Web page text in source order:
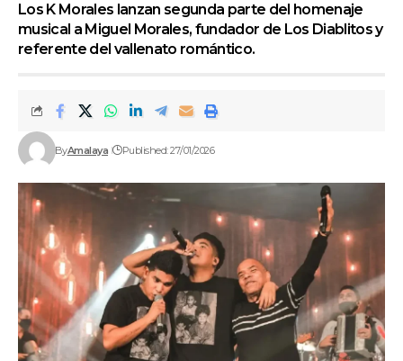
Los K Morales lanzan segunda parte del homenaje
musical a Miguel Morales, fundador de Los Diablitos y
referente del vallenato romántico.
ByAmalaya Published: 27/01/2026